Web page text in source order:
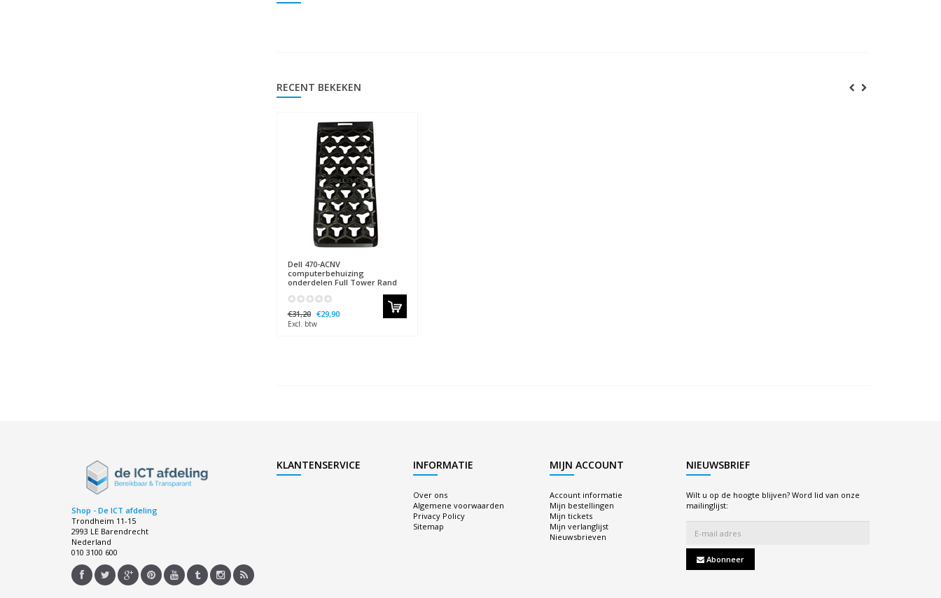
RECENT BEKEKEN
Dell 470-ACNV
computerbehuizing
onderdelen Full Tower Rand
€31,20 €29,90
Excl. btw
Shop - De ICT afdeling
Trondheim 11-15
2993 LE Barendrecht
Nederland
010 3100 600
KLANTENSERVICE INFORMATIE
Over ons
Algemene voorwaarden
Privacy Policy
Sitemap
MIJN ACCOUNT
Account informatie
Mijn bestellingen
Mijn tickets
Mijn verlanglijst
Nieuwsbrieven
NIEUWSBRIEF
Wilt u op de hoogte blijven? Word lid van onze
mailinglijst:
Abonneer